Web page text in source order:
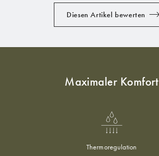
Diesen Artikel bewerten
Maximaler Komfort
Thermoregulation